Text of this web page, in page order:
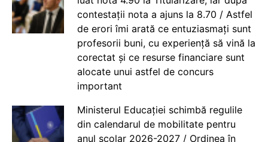
contestații nota a ajuns la 8.70 / Astfel
de erori îmi arată ce entuziasmați sunt
profesorii buni, cu experiență să vină la
corectat și ce resurse financiare sunt
alocate unui astfel de concurs
important
Ministerul Educației schimbă regulile
din calendarul de mobilitate pentru
anul școlar 2026-2027 / Ordinea în